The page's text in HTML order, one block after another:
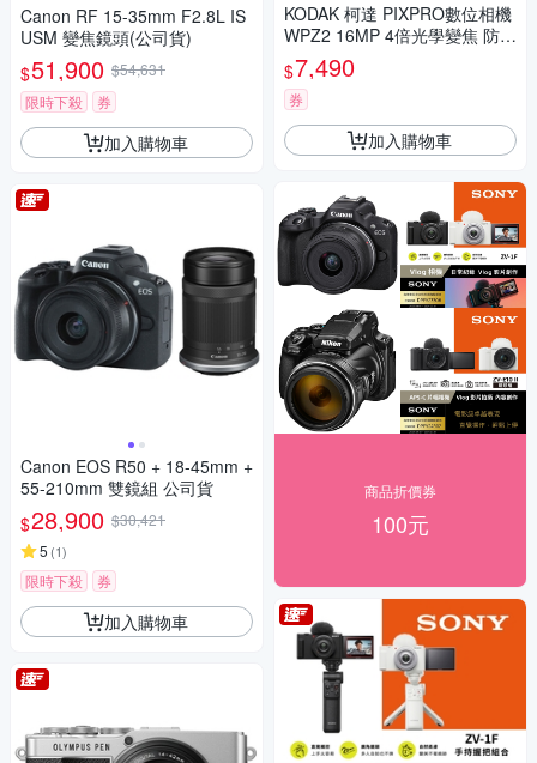
Canon RF 15-35mm F2.8L IS
USM 變焦鏡頭(公司貨)
$51,900 $54,631
限時下殺
券
加入購物車
Canon EOS R50 + 18-45mm +
55-210mm 雙鏡組 公司貨
$28,900 $30,421
5 (1)
限時下殺 券
加入購物車
KODAK 柯達 PIXPRO數位相機
WPZ2 16MP 4倍光學變焦 防水
數位相機 公司貨
$7,490
券
加入購物車
商品折價券
100元